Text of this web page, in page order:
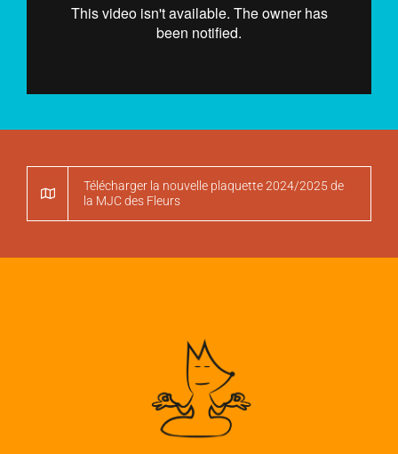
Télécharger la nouvelle plaquette 2024/2025 de
la MJC des Fleurs
Découvrir nos activités bien-être
VOIR